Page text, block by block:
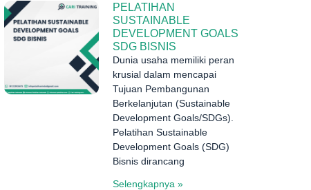
PELATIHAN
SUSTAINABLE
DEVELOPMENT GOALS
SDG BISNIS
Dunia usaha memiliki peran
krusial dalam mencapai
Tujuan Pembangunan
Berkelanjutan (Sustainable
Development Goals/SDGs).
Pelatihan Sustainable
Development Goals (SDG)
Bisnis dirancang
Selengkapnya »